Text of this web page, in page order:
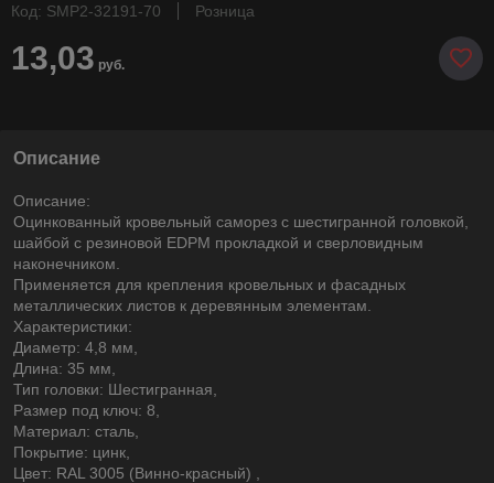
Код: SMP2-32191-70
Розница
13,03 руб.
Описание
Описание:
Оцинкованный кровельный саморез с шестигранной головкой,
шайбой c резиновой EDPM прокладкой и сверловидным
наконечником.
Применяется для крепления кровельных и фасадных
металлических листов к деревянным элементам.
Характеристики:
Диаметр: 4,8 мм,
Длина: 35 мм,
Тип головки: Шестигранная,
Размер под ключ: 8,
Материал: сталь,
Покрытие: цинк,
Цвет: RAL 3005 (Винно-красный) ,